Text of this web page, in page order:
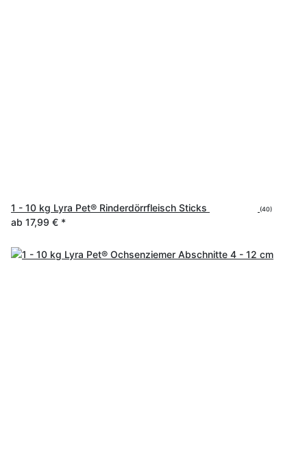
1 - 10 kg Lyra Pet® Rinderdörrfleisch Sticks (40)
ab 17,99 € *